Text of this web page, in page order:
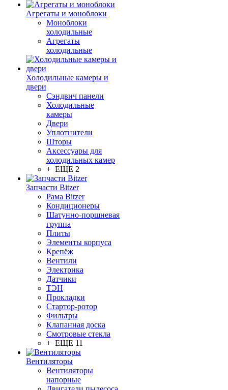
Агрегаты и моноблоки
Моноблоки
холодильные
Агрегаты
холодильные
Холодильные камеры и
двери
Сэндвич панели
Холодильные
камеры
Двери
Уплотнители
Шторы
Аксессуары для
холодильных камер
+ ЕЩЕ 2
Запчасти Bitzer
Рама Bitzer
Кондиционеры
Шатунно-поршневая
группа
Плиты
Элементы корпуса
Крепёж
Вентили
Электрика
Датчики
ТЭН
Прокладки
Стартор-ротор
Фильтры
Клапанная доска
Смотровые стекла
+ ЕЩЕ 11
Вентиляторы
Вентиляторы
напорные